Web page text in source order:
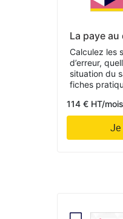
La paye
Calculez les
d’erreur,
situation du
fiches
114 € HT/mois
Je